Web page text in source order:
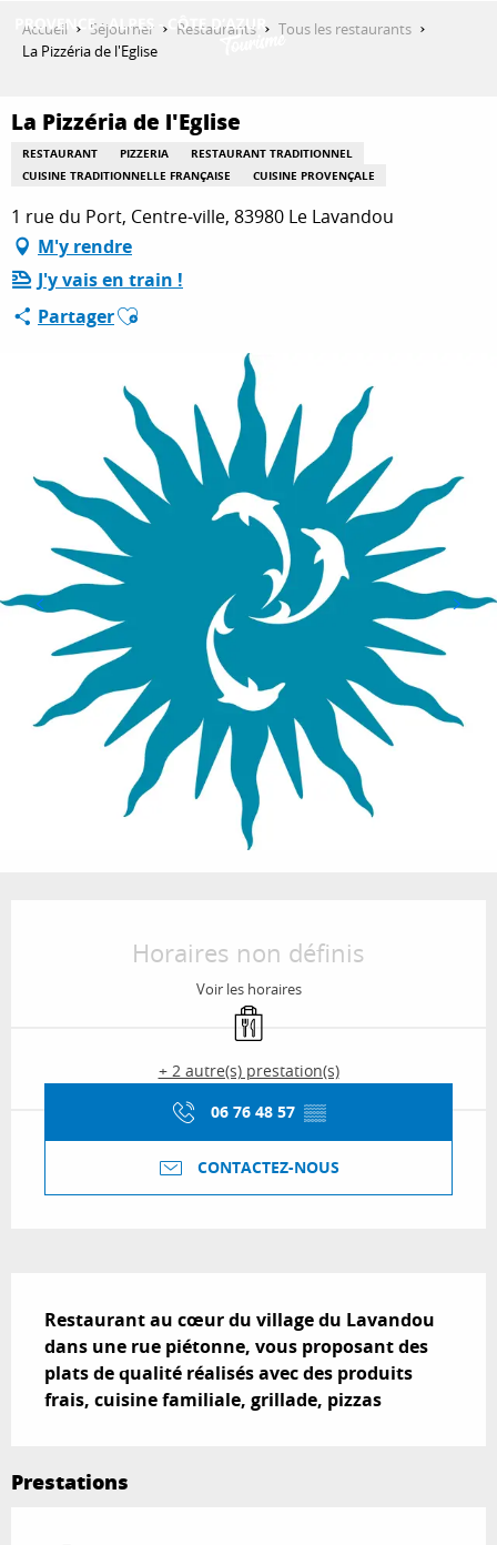
QUE FAIRE ?
SÉJOURNER
Accueil Séjourner Restaurants
Tous les restaurants
La Pizzéria de l'Eglise
La Pizzéria de l'Eglise
RESTAURANT PIZZERIA
RESTAURANT TRADITIONNEL
CUISINE TRADITIONNELLE FRANÇAISE
CUISINE PROVENÇALE
1 rue du Port, Centre-ville, 83980 Le Lavandou
M'y rendre
J'y vais en train !
PartagerAjouter aux favoris
Horaires non définis
Voir les horaires
Vente à emporter
+ 2 autre(s) prestation(s)
06 76 48 57 ▒▒
CONTACTEZ-NOUS
Restaurant au cœur du village du Lavandou
dans une rue piétonne, vous proposant des
plats de qualité réalisés avec des produits
frais, cuisine familiale, grillade, pizzas
Prestations